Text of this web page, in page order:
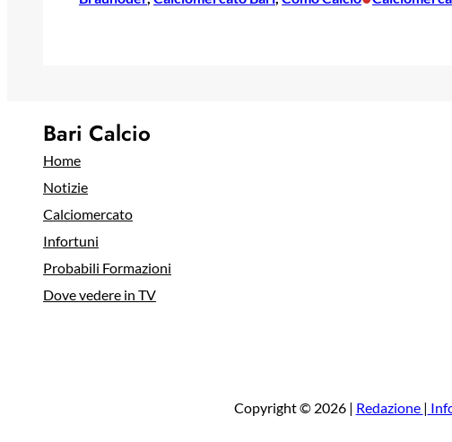
Bari Calcio
Home
Notizie
Calciomercato
Infortuni
Probabili Formazioni
Dove vedere in TV
Copyright © 2026 | Redazione |